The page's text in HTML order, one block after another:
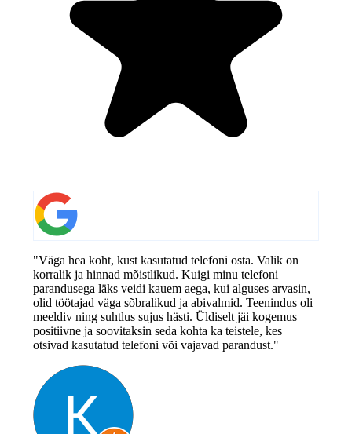
"Väga hea koht, kust kasutatud telefoni osta. Valik on
korralik ja hinnad mõistlikud. Kuigi minu telefoni
parandusega läks veidi kauem aega, kui alguses arvasin,
olid töötajad väga sõbralikud ja abivalmid. Teenindus oli
meeldiv ning suhtlus sujus hästi. Üldiselt jäi kogemus
positiivne ja soovitaksin seda kohta ka teistele, kes
otsivad kasutatud telefoni või vajavad parandust."